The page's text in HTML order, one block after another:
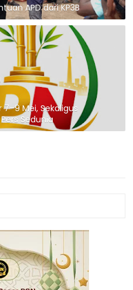
APD dari KP3B
7–9 Mei, Sekaligus
Sedunia